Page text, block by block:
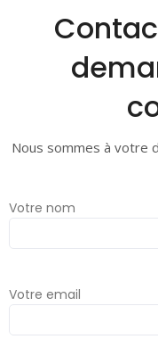
Nous sommes à votre
Votre nom
Votre email